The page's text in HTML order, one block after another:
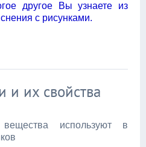
другое Вы узнаете из
с рисунками.
и их свойства
используют в